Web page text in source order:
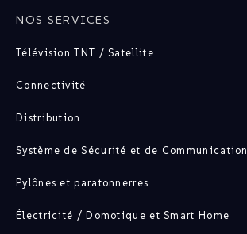
NOS SERVICES
Télévision TNT / Satellite
Connectivité
Distribution
Système de Sécurité et de Communication
Pylônes et paratonnerres
Électricité / Domotique et Smart Home